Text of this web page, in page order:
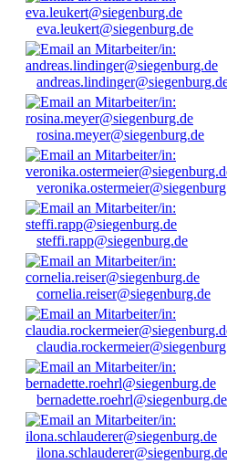
eva.leukert@siegenburg.de
rosina.meyer@siegenburg.de
steffi.rapp@siegenburg.de
cornelia.reiser@siegenburg.de
bernadette.roehrl@siegenburg.de
ilona.schlauderer@siegenburg.de